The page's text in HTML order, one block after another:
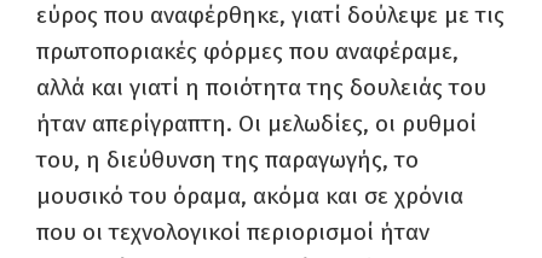
εύρος που αναφέρθηκε, γιατί δούλεψε με τις
πρωτοποριακές φόρμες που αναφέραμε,
αλλά και γιατί η ποιότητα της δουλειάς του
ήταν απερίγραπτη. Οι μελωδίες, οι ρυθμοί
του, η διεύθυνση της παραγωγής, το
μουσικό του όραμα, ακόμα και σε χρόνια
που οι τεχνολογικοί περιορισμοί ήταν